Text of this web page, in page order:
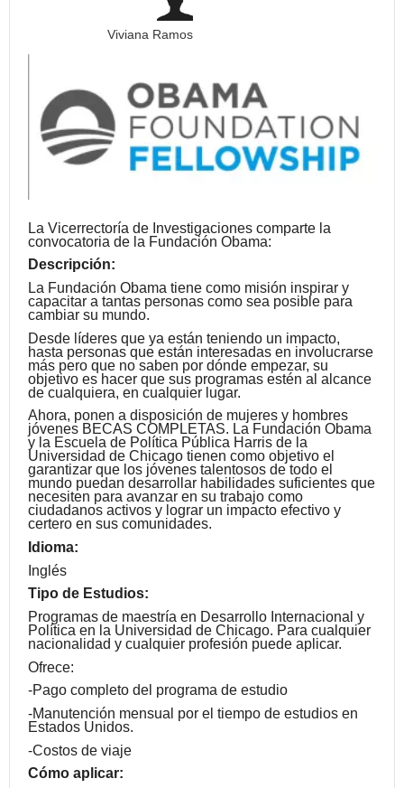
Viviana Ramos
La Vicerrectoría de Investigaciones comparte la
convocatoria de la Fundación Obama:
Descripción:
La Fundación Obama tiene como misión inspirar y
capacitar a tantas personas como sea posible para
cambiar su mundo.
Desde líderes que ya están teniendo un impacto,
hasta personas que están interesadas en involucrarse
más pero que no saben por dónde empezar, su
objetivo es hacer que sus programas estén al alcance
de cualquiera, en cualquier lugar.
Ahora, ponen a disposición de mujeres y hombres
jóvenes BECAS COMPLETAS. La Fundación Obama
y la Escuela de Política Pública Harris de la
Universidad de Chicago tienen como objetivo el
garantizar que los jóvenes talentosos de todo el
mundo puedan desarrollar habilidades suficientes que
necesiten para avanzar en su trabajo como
ciudadanos activos y lograr un impacto efectivo y
certero en sus comunidades.
Idioma:
Inglés
Tipo de Estudios:
Programas de maestría en Desarrollo Internacional y
Política en la Universidad de Chicago. Para cualquier
nacionalidad y cualquier profesión puede aplicar.
Ofrece:
-Pago completo del programa de estudio
-Manutención mensual por el tiempo de estudios en
Estados Unidos.
-Costos de viaje
Cómo aplicar: